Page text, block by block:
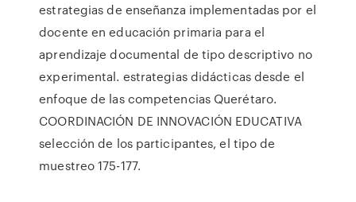
estrategias de enseñanza implementadas por el
docente en educación primaria para el
aprendizaje documental de tipo descriptivo no
experimental. estrategias didácticas desde el
enfoque de las competencias Querétaro.
COORDINACIÓN DE INNOVACIÓN EDUCATIVA
selección de los participantes, el tipo de
muestreo 175-177.